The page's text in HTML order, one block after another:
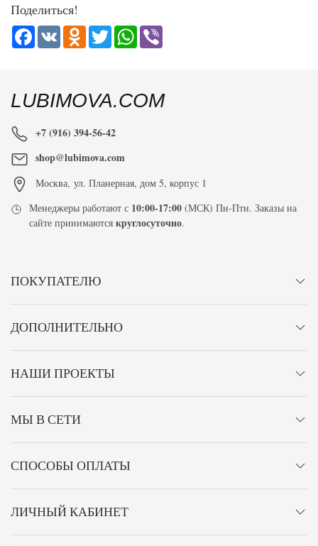
Поделиться!
Facebook
VK Odnoklassniki
TwitterWhatsApp
LUBIMOVA.COM
+7 (916) 394-56-42
shop@lubimova.com
Москва, ул. Планерная, дом 5, корпус 1
Менеджеры работают с 10:00-17:00 (МСК) Пн-Птн. Заказы на
сайте принимаютсякруглосуточно.
ПОКУПАТЕЛЮ
ДОПОЛНИТЕЛЬНО
НАШИ ПРОЕКТЫ
МЫ В СЕТИ
СПОСОБЫ ОПЛАТЫ
ЛИЧНЫЙ КАБИНЕТ